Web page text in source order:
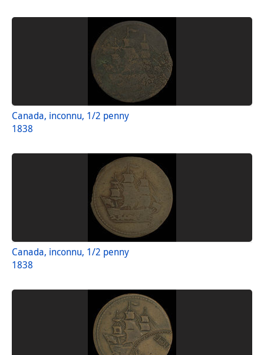
Canada, inconnu, 1/2 penny
1838
Canada, inconnu, 1/2 penny
1838